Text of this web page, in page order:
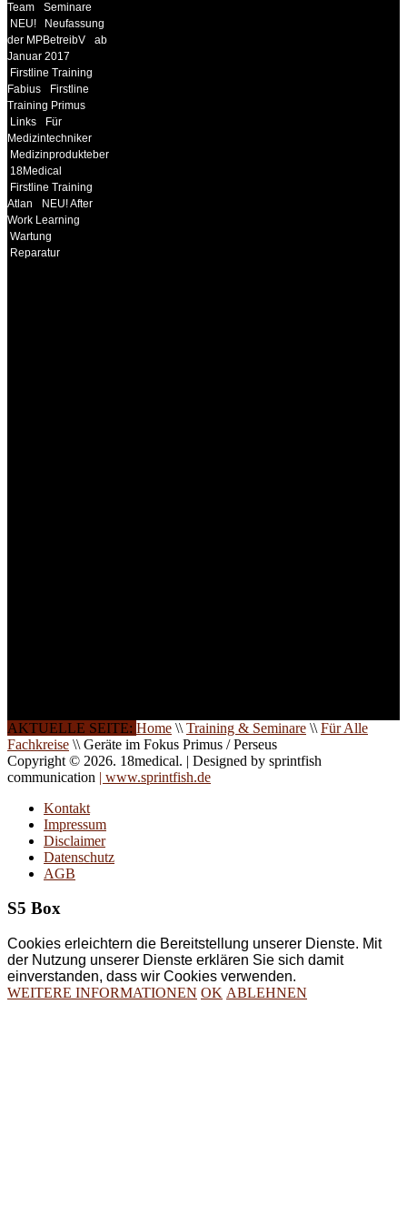
Team
Seminare
NEU!
Neufassung
der MPBetreibV
ab
Januar 2017
Firstline Training
Fabius
Firstline
Training Primus
Links
Für
Medizintechniker
Medizinprodukteberater
18Medical
Firstline Training
Atlan
NEU! After
Work Learning
Wartung
Reparatur
AKTUELLE SEITE: Home \\ Training & Seminare \\ Für Alle
Fachkreise \\ Geräte im Fokus Primus / Perseus
Copyright © 2026. 18medical. | Designed by sprintfish
communication | www.sprintfish.de
Kontakt
Impressum
Disclaimer
Datenschutz
AGB
S5 Box
Cookies erleichtern die Bereitstellung unserer Dienste. Mit
der Nutzung unserer Dienste erklären Sie sich damit
einverstanden, dass wir Cookies verwenden.
WEITERE INFORMATIONEN OK ABLEHNEN